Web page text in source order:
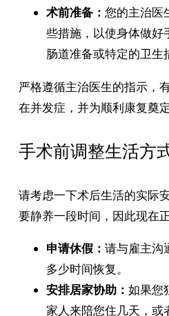
术前准备： 您的主治医
些措施，以使身体做好
肠道准备或特定的卫生
严格遵循主治医生的指示，
在并发症，并为顺利康复奠定
手术前调整生活方
请考虑一下术后生活的实际
要静养一段时间，因此现在
申请休假： 请与雇主沟
多少时间恢复。
安排居家协助： 如果您
家人来陪您住几天，或